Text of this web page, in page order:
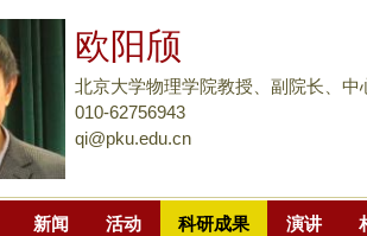
到
主
欧阳颀
北京大学物理学院教授、副院长、中
010-62756943
qi@pku.edu.cn
新闻 活动 科研成果 演讲